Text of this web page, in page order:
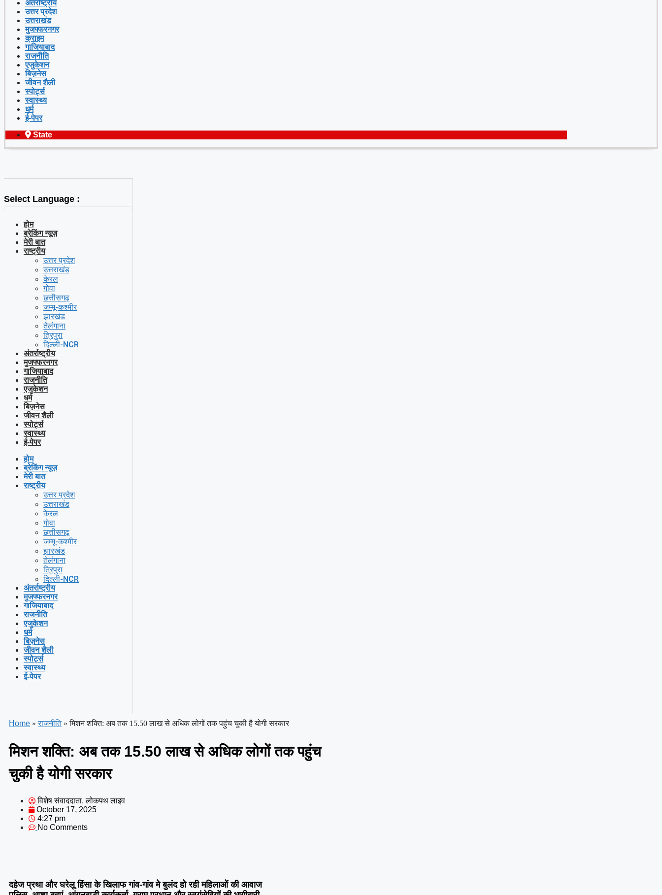
अंतर्राष्ट्रीय
उत्तर प्रदेश
उत्तराखंड
मुजफ्फरनगर
क्राइम
गाजियाबाद
राजनीति
एजुकेशन
बिज़नेस
जीवन शैली
स्पोर्ट्स
स्वास्थ्य
धर्म
ई-पेपर
State
Select Language :
होम
ब्रेकिंग न्यूज़
मेरी बात
राष्ट्रीय
उत्तर प्रदेश
उत्तराखंड
केरल
गोवा
छत्तीसगढ़
जम्मू-कश्मीर
झारखंड
तेलंगाना
त्रिपुरा
दिल्ली-NCR
अंतर्राष्ट्रीय
मुजफ्फरनगर
गाजियाबाद
राजनीति
एजुकेशन
धर्म
बिज़नेस
जीवन शैली
स्पोर्ट्स
स्वास्थ्य
ई-पेपर
होम
ब्रेकिंग न्यूज़
मेरी बात
राष्ट्रीय
उत्तर प्रदेश
उत्तराखंड
केरल
गोवा
छत्तीसगढ़
जम्मू-कश्मीर
झारखंड
तेलंगाना
त्रिपुरा
दिल्ली-NCR
अंतर्राष्ट्रीय
मुजफ्फरनगर
गाजियाबाद
राजनीति
एजुकेशन
धर्म
बिज़नेस
जीवन शैली
स्पोर्ट्स
स्वास्थ्य
ई-पेपर
Home » राजनीति » मिशन शक्ति: अब तक 15.50 लाख से अधिक लोगों तक पहुंच चुकी है योगी सरकार
मिशन शक्ति: अब तक 15.50 लाख से अधिक लोगों तक पहुंच
चुकी है योगी सरकार
विशेष संवाददाता, लोकपथ लाइव
October 17, 2025
4:27 pm
No Comments
दहेज प्रथा और घरेलू हिंसा के खिलाफ गांव-गांव मे बुलंद हो रही महिलाओं की आवाज